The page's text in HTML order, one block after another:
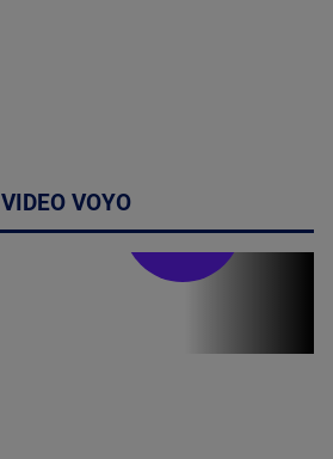
VIDEO VOYO